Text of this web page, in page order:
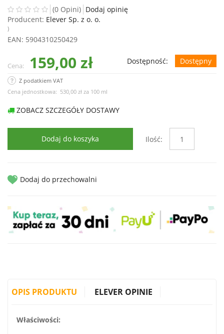
(0 Opini) Dodaj opinię
Producent: Elever Sp. z o. o.
)
EAN: 5904310250429
Cena: 159,00 zł Dostępność: Dostępny
Z podatkiem VAT
Cena jednostkowa: 530,00 zł za 100 ml
ZOBACZ SZCZEGÓŁY DOSTAWY
Dodaj do koszyka Ilość:
Dodaj do przechowalni
OPIS PRODUKTU ELEVER OPINIE
Właściwości: